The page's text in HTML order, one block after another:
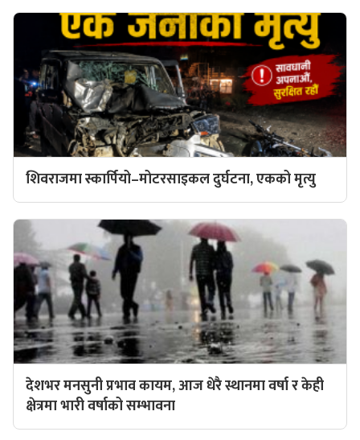
शिवराजमा स्कार्पियो–मोटरसाइकल दुर्घटना, एकको मृत्यु
देशभर मनसुनी प्रभाव कायम, आज धेरै स्थानमा वर्षा र केही
क्षेत्रमा भारी वर्षाको सम्भावना